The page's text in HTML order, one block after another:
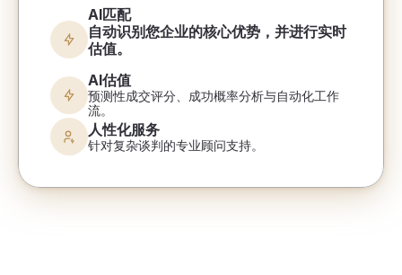
AI匹配
自动识别您企业的核心优势，并进行实时
估值。
AI估值
预测性成交评分、成功概率分析与自动化工作
流。
人性化服务
针对复杂谈判的专业顾问支持。